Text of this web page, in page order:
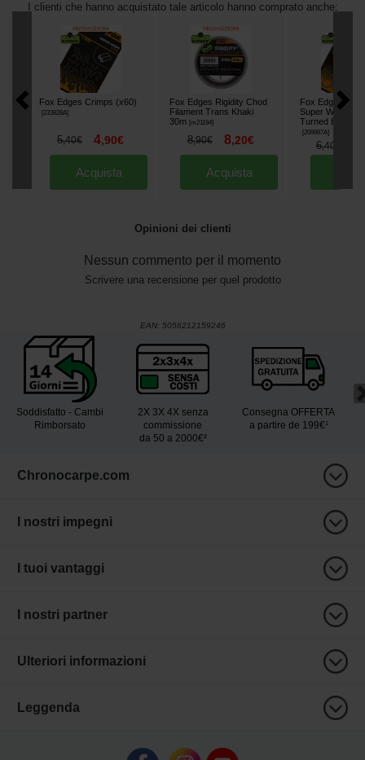
I clienti che hanno acquistato tale articolo hanno comprato anche:
Fox Edges Crimps (x60)
[233828A]
5,40€ 4,90€
Acquista
Fox Edges Rigidity Chod
Filament Trans Khaki
30m [m21194]
8,90€ 8,20€
Acquista
Fox Edges
Super Wide
Turned Eye
[209987A]
6,40
Opinioni dei clienti
Nessun commento per il momento
Scrivere una recensione per quel prodotto
EAN: 5056212159246
Soddisfatto - Cambi
Rimborsato
2X 3X 4X senza
commissione
da 50 a 2000€²
Consegna OFFERTA
a partire de 199€¹
Chronocarpe.com
I nostri impegni
I tuoi vantaggi
I nostri partner
Ulteriori informazioni
Leggenda